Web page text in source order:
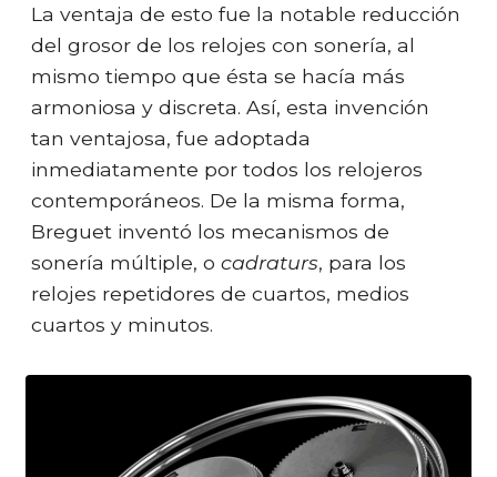
La ventaja de esto fue la notable reducción
del grosor de los relojes con sonería, al
mismo tiempo que ésta se hacía más
armoniosa y discreta. Así, esta invención
tan ventajosa, fue adoptada
inmediatamente por todos los relojeros
contemporáneos. De la misma forma,
Breguet inventó los mecanismos de
sonería múltiple, o cadraturs, para los
relojes repetidores de cuartos, medios
cuartos y minutos.